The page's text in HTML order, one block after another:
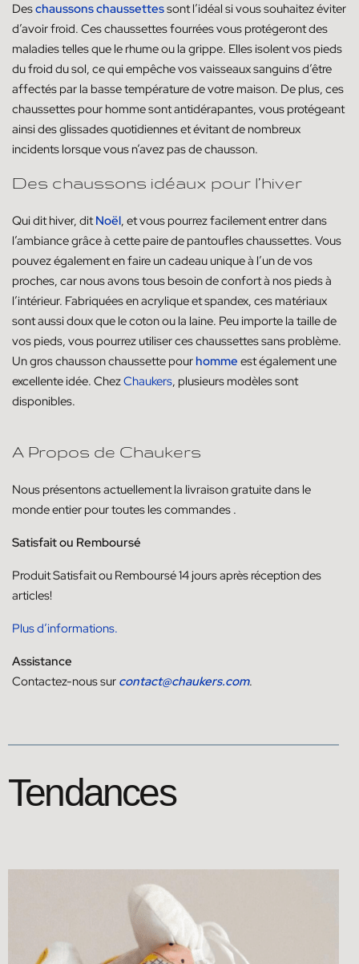
Deschaussons chaussettessont l’idéal si vous souhaitez éviter
d’avoir froid. Ces chaussettes fourrées vous protégeront des
maladies telles que le rhume ou la grippe. Elles isolent vos pieds
du froid du sol, ce qui empêche vos vaisseaux sanguins d’être
affectés par la basse température de votre maison. De plus, ces
chaussettes pour homme sont antidérapantes, vous protégeant
ainsi des glissades quotidiennes et évitant de nombreux
incidents lorsque vous n’avez pas de chausson.
Des chaussons idéaux pour l’hiver
Qui dit hiver, ditNoël, et vous pourrez facilement entrer dans
l’ambiance grâce à cette paire de pantoufles chaussettes. Vous
pouvez également en faire un cadeau unique à l’un de vos
proches, car nous avons tous besoin de confort à nos pieds à
l’intérieur. Fabriquées en acrylique et spandex, ces matériaux
sont aussi doux que le coton ou la laine. Peu importe la taille de
vos pieds, vous pourrez utiliser ces chaussettes sans problème.
Un gros chausson chaussette pourhomme est également une
excellente idée. ChezChaukers, plusieurs modèles sont
disponibles.
A Propos de Chaukers
Nous présentons actuellement la livraisongratuite dans le
monde entier pour toutes les commandes .
Satisfait ou Remboursé
ProduitSatisfait ou Remboursé14joursaprès réception des
articles!
Plus d’informations.
Assistance
Contactez-nous sur contact@chaukers.com.
Tendances